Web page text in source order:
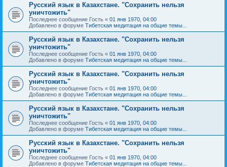
Русский язык в Казахстане. "Сохранить нельзя
уничтожить"
Последнее сообщение Гость « 01 янв 1970, 04:00
Добавлено в форуме Тибетская медитация на общие темы...
Русский язык в Казахстане. "Сохранить нельзя
уничтожить"
Последнее сообщение Гость « 01 янв 1970, 04:00
Добавлено в форуме Тибетская медитация на общие темы...
Русский язык в Казахстане. "Сохранить нельзя
уничтожить"
Последнее сообщение Гость « 01 янв 1970, 04:00
Добавлено в форуме Тибетская медитация на общие темы...
Русский язык в Казахстане. "Сохранить нельзя
уничтожить"
Последнее сообщение Гость « 01 янв 1970, 04:00
Добавлено в форуме Тибетская медитация на общие темы...
Русский язык в Казахстане. "Сохранить нельзя
уничтожить"
Последнее сообщение Гость « 01 янв 1970, 04:00
Добавлено в форуме Тибетская медитация на общие темы...